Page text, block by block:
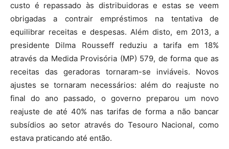
custo é repassado às distribuidoras e estas se veem
obrigadas a contrair empréstimos na tentativa de
equilibrar receitas e despesas. Além disto, em 2013, a
presidente Dilma Rousseff reduziu a tarifa em 18%
através da Medida Provisória (MP) 579, de forma que as
receitas das geradoras tornaram-se inviáveis. Novos
ajustes se tornaram necessários: além do reajuste no
final do ano passado, o governo preparou um novo
reajuste de até 40% nas tarifas de forma a não bancar
subsídios ao setor através do Tesouro Nacional, como
estava praticando até então.